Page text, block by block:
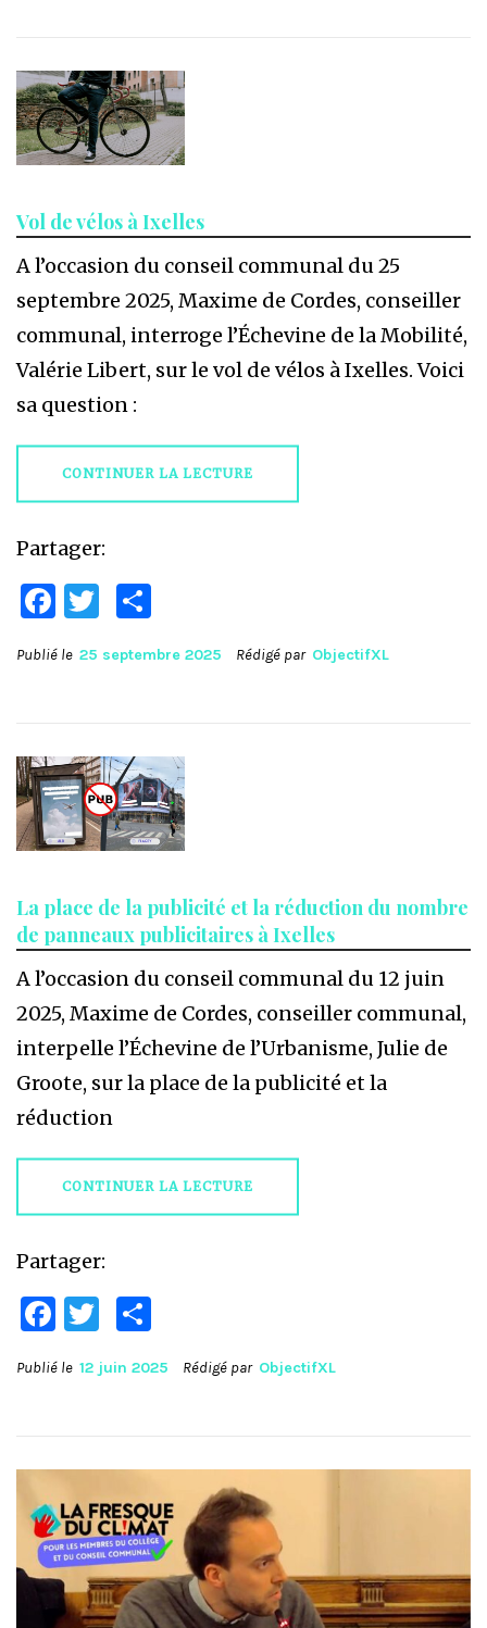
Vol de vélos à Ixelles
A l’occasion du conseil communal du 25
septembre 2025, Maxime de Cordes, conseiller
communal, interroge l’Échevine de la Mobilité,
Valérie Libert, sur le vol de vélos à Ixelles. Voici
sa question :
CONTINUER LA LECTURE
Partager:
Facebook
Twitter
Publié le 25 septembre 2025 Rédigé par ObjectifXL
La place de la publicité et la réduction du nombre
de panneaux publicitaires à Ixelles
A l’occasion du conseil communal du 12 juin
2025, Maxime de Cordes, conseiller communal,
interpelle l’Échevine de l’Urbanisme, Julie de
Groote, sur la place de la publicité et la
réduction
CONTINUER LA LECTURE
Partager:
Facebook
Twitter
Publié le 12 juin 2025 Rédigé par ObjectifXL